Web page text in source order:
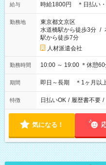
給与 時給1800円 ＊日払い・
勤務地
東京都文京区
水道橋駅から徒歩3分 /
駅から徒歩7分
人材派遣会社
勤務時間 10:00 ～ 19:00 ＊休憩
期間 即日～長期 ＊1ヶ月以
特徴 日払いOK / 履歴書不要 /
気になる！